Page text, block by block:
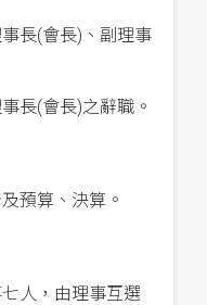
長(會長)、副理事
長(會長)之辭職。
預算、決算。
人，由理事互選